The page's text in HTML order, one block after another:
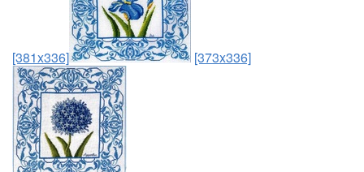
[381x336] [373x336]